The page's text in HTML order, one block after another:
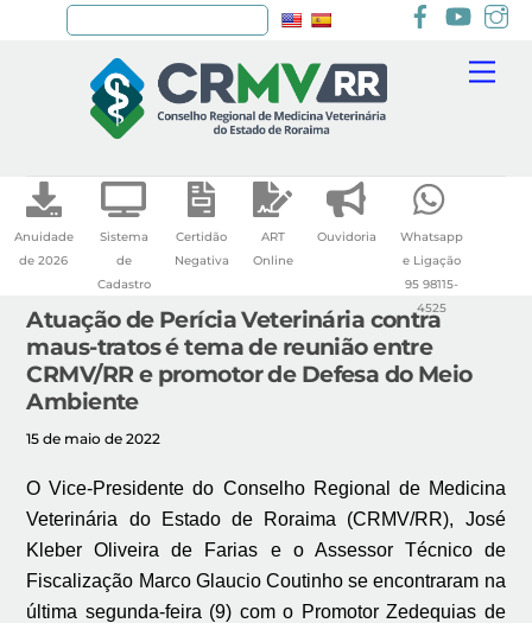
Anuidade
de 2026
Sistema
de
Cadastro
Certidão
Negativa
ART
Online
Ouvidoria
Whatsapp
e Ligação
95 98115-
4525
Atuação de Perícia Veterinária contra
maus-tratos é tema de reunião entre
CRMV/RR e promotor de Defesa do Meio
Ambiente
15 de maio de 2022
O Vice-Presidente do Conselho Regional de Medicina
Veterinária do Estado de Roraima (CRMV/RR), José
Kleber Oliveira de Farias e o Assessor Técnico de
Fiscalização Marco Glaucio Coutinho se encontraram na
última segunda-feira (9) com o Promotor Zedequias de